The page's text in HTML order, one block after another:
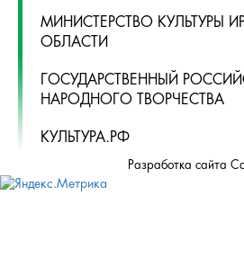
МИНИСТЕРСТВО КУЛЬТУРЫ
ОБЛАСТИ
ГОСУДАРСТВЕННЫЙ
НАРОДНОГО ТВОРЧЕСТВА
КУЛЬТУРА.РФ
Разработка сайта